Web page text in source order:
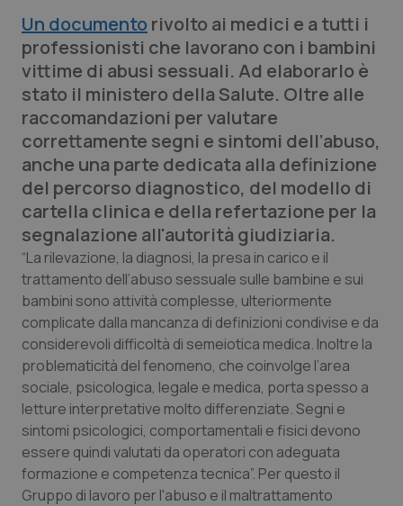
Lettere al direttore
Edizioni Regionali
QS Pro
Professionisti Sanitari.AI
Abruzzo
Basilicata
Calabria
Campania
Emilia-Romagna
Friuli Venezia Giulia
Lazio
QS Pro Gold
Artrite & artrosi
Asma & BPCO
Car-T
Colesterolo & coronaropatie
Dermatite Atopica
Diabete & glucometri
QS Club Newsletter
Un documento rivolto ai medici e a tutti i
professionisti che lavorano con i bambini
vittime di abusi sessuali. Ad elaborarlo è
stato il ministero della Salute. Oltre alle
raccomandazioni per valutare
correttamente segni e sintomi dell’abuso,
anche una parte dedicata alla definizione
del percorso diagnostico, del modello di
cartella clinica e della refertazione per la
segnalazione all'autorità giudiziaria.
“La rilevazione, la diagnosi, la presa in carico e il
trattamento dell’abuso sessuale sulle bambine e sui
bambini sono attività complesse, ulteriormente
complicate dalla mancanza di definizioni condivise e da
considerevoli difficoltà di semeiotica medica. Inoltre la
problematicità del fenomeno, che coinvolge l’area
sociale, psicologica, legale e medica, porta spesso a
letture interpretative molto differenziate. Segni e
sintomi psicologici, comportamentali e fisici devono
essere quindi valutati da operatori con adeguata
formazione e competenza tecnica”. Per questo il
Gruppo di lavoro per l'abuso e il maltrattamento